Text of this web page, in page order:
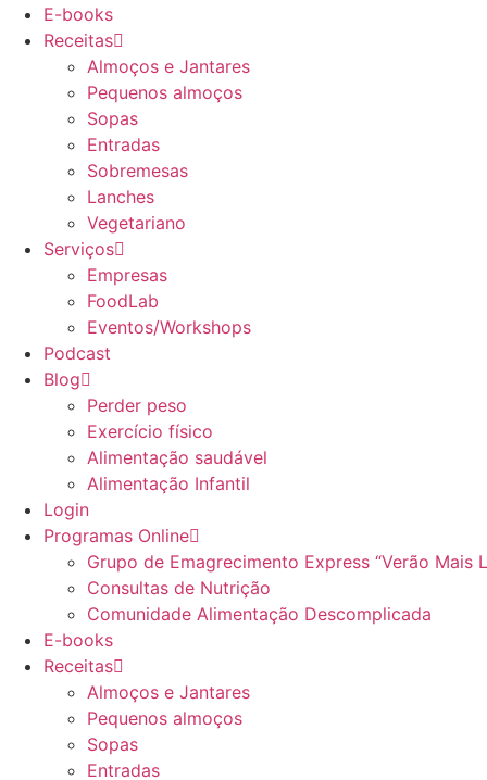
E-books
Receitas
Almoços e Jantares
Pequenos almoços
Sopas
Entradas
Sobremesas
Lanches
Vegetariano
Serviços
Empresas
FoodLab
Eventos/Workshops
Podcast
Blog
Perder peso
Exercício físico
Alimentação saudável
Alimentação Infantil
Login
Programas Online
Grupo de Emagrecimento Express “Verão Mais
Consultas de Nutrição
Comunidade Alimentação Descomplicada
E-books
Receitas
Almoços e Jantares
Pequenos almoços
Sopas
Entradas